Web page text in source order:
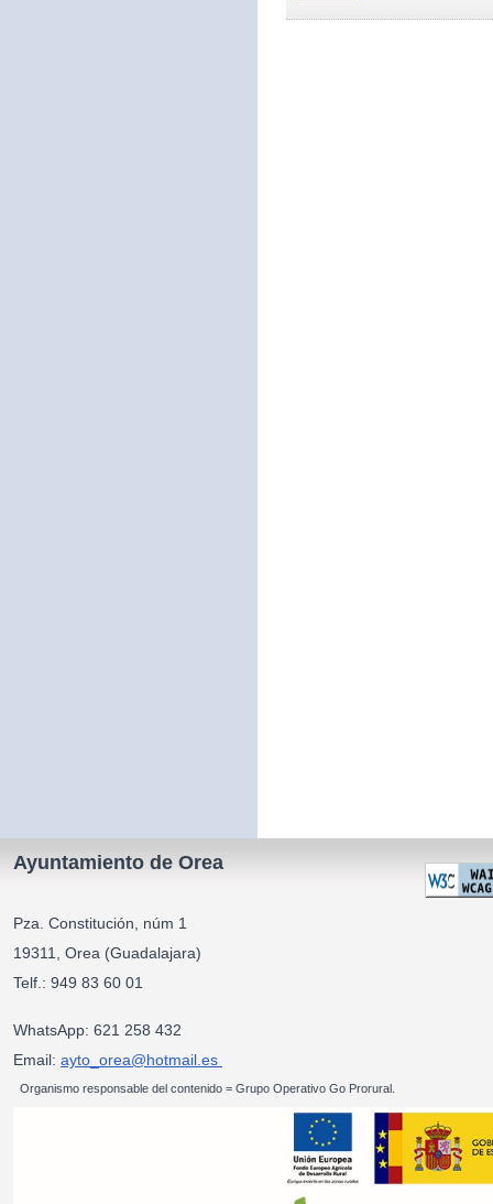
Ayuntamiento de Orea
Pza. Constitución, núm 1
19311, Orea (Guadalajara)
Telf.: 949 83 60 01
WhatsApp: 621 258 432
Email: ayto_orea@hotmail.es
Organismo responsable del contenido = Grupo Operativo Go Prorural.